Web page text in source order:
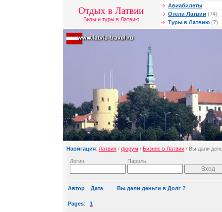
Отдых в Латвии
Визы и туры в Латвию
Авиабилеты
Отели Латвии (74)
Туры в Латвию (7)
Навигация: Латвия / форум / Бизнес в Латвии / Вы дали
Логин: Пароль:
Автор Дата Вы дали деньги в Долг ?
Pages: 1